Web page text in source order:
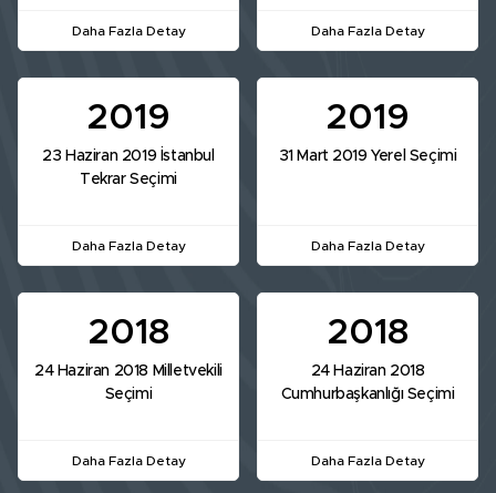
Daha Fazla Detay Daha Fazla Detay
2019
23 Haziran 2019 İstanbul
Tekrar Seçimi
Daha Fazla Detay
2019
31 Mart 2019 Yerel Seçimi
Daha Fazla Detay
2018
24 Haziran 2018 Milletvekili
Seçimi
Daha Fazla Detay
2018
24 Haziran 2018
Cumhurbaşkanlığı Seçimi
Daha Fazla Detay